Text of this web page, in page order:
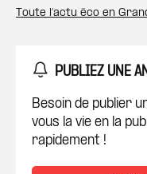
Toute l’actu éco en
PUBLIEZ UNE
Besoin de publier
vous la vie en la
rapidement !